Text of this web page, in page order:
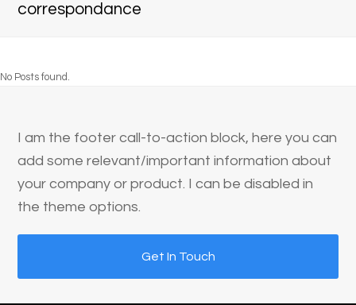
correspondance
No Posts found.
I am the footer call-to-action block, here you can
add some relevant/important information about
your company or product. I can be disabled in
the theme options.
Get In Touch